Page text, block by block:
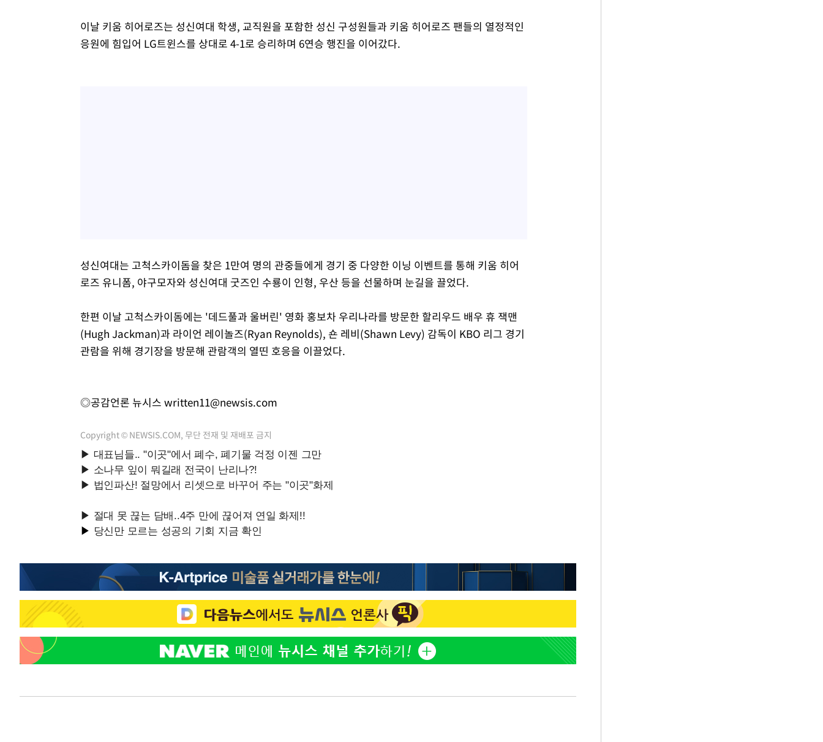
이날 키움 히어로즈는 성신여대 학생, 교직원을 포함한 성신 구성원들과 키움 히어로즈 팬들의 열정적인
응원에 힘입어 LG트윈스를 상대로 4-1로 승리하며 6연승 행진을 이어갔다.
성신여대는 고척스카이돔을 찾은 1만여 명의 관중들에게 경기 중 다양한 이닝 이벤트를 통해 키움 히어
로즈 유니폼, 야구모자와 성신여대 굿즈인 수룡이 인형, 우산 등을 선물하며 눈길을 끌었다.
한편 이날 고척스카이돔에는 '데드풀과 울버린' 영화 홍보차 우리나라를 방문한 할리우드 배우 휴 잭맨
(Hugh Jackman)과 라이언 레이놀즈(Ryan Reynolds), 숀 레비(Shawn Levy) 감독이 KBO 리그 경기
관람을 위해 경기장을 방문해 관람객의 열띤 호응을 이끌었다.
◎공감언론 뉴시스 written11@newsis.com
Copyright © NEWSIS.COM, 무단 전재 및 재배포 금지